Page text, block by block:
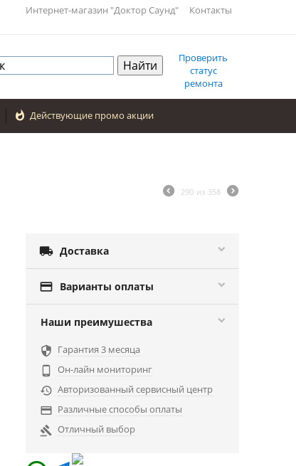
Интернет-магазин "Доктор Саунд" Контакты
Проверить
статус
ремонта
 Действующие промо акции
290 из 358
 Доставка
 Варианты оплаты
Наши преимушества
 Гарантия 3 месяца

Он-лайн мониторинг
 Авторизованный сервисный центр
 Различные способы оплаты
 Отличный выбор